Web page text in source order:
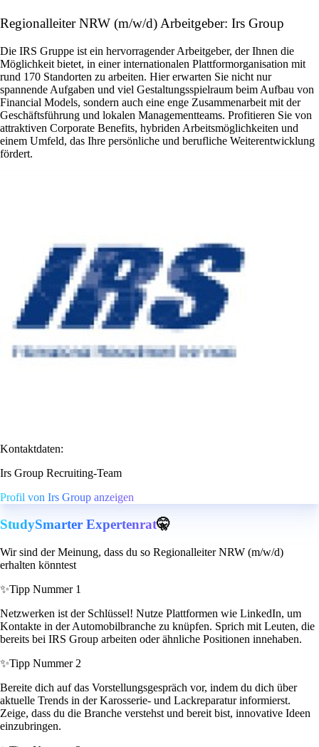
Regionalleiter NRW (m/w/d) Arbeitgeber: Irs Group
Die IRS Gruppe ist ein hervorragender Arbeitgeber, der Ihnen die
Möglichkeit bietet, in einer internationalen Plattformorganisation mit
rund 170 Standorten zu arbeiten. Hier erwarten Sie nicht nur
spannende Aufgaben und viel Gestaltungsspielraum beim Aufbau von
Financial Models, sondern auch eine enge Zusammenarbeit mit der
Geschäftsführung und lokalen Managementteams. Profitieren Sie von
attraktiven Corporate Benefits, hybriden Arbeitsmöglichkeiten und
einem Umfeld, das Ihre persönliche und berufliche Weiterentwicklung
fördert.
Kontaktdaten:
Irs Group Recruiting-Team
Profil von Irs Group anzeigen
StudySmarter Expertenrat🤫
Wir sind der Meinung, dass du so Regionalleiter NRW (m/w/d)
erhalten könntest
✨Tipp Nummer 1
Netzwerken ist der Schlüssel! Nutze Plattformen wie LinkedIn, um
Kontakte in der Automobilbranche zu knüpfen. Sprich mit Leuten, die
bereits bei IRS Group arbeiten oder ähnliche Positionen innehaben.
✨Tipp Nummer 2
Bereite dich auf das Vorstellungsgespräch vor, indem du dich über
aktuelle Trends in der Karosserie- und Lackreparatur informierst.
Zeige, dass du die Branche verstehst und bereit bist, innovative Ideen
einzubringen.